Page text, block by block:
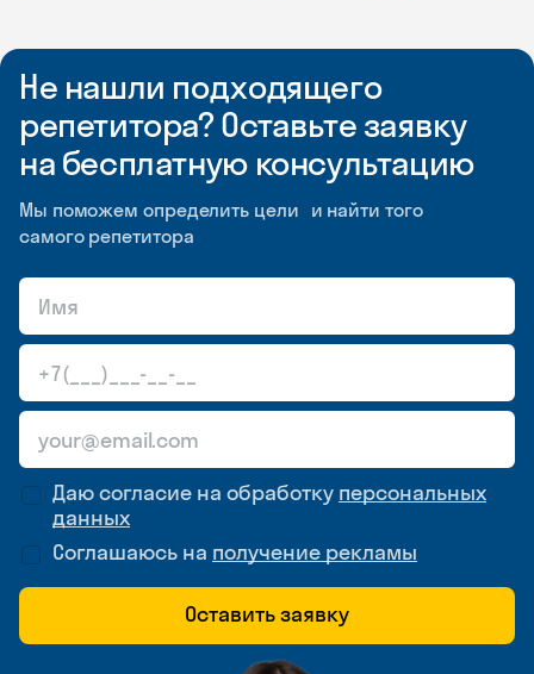
Не нашли подходящего
репетитора? Оставьте заявку
на бесплатную консультацию
Мы поможем определить цели и найти того
самого репетитора
Даю согласие на обработку персональных
данных
Соглашаюсь на получение рекламы
Оставить заявку